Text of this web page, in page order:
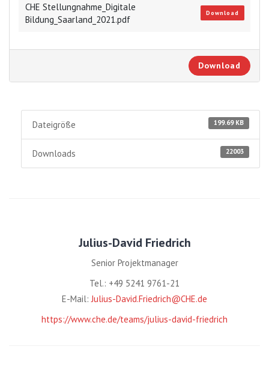
CHE Stellungnahme_Digitale
Bildung_Saarland_2021.pdf
Download
Download
199.69 KB
Dateigröße
22003
Downloads
Julius-David Friedrich
Senior Projektmanager
Tel.: +49 5241 9761-21
E-Mail:Julius-David.Friedrich@CHE.de
https://www.che.de/teams/julius-david-friedrich